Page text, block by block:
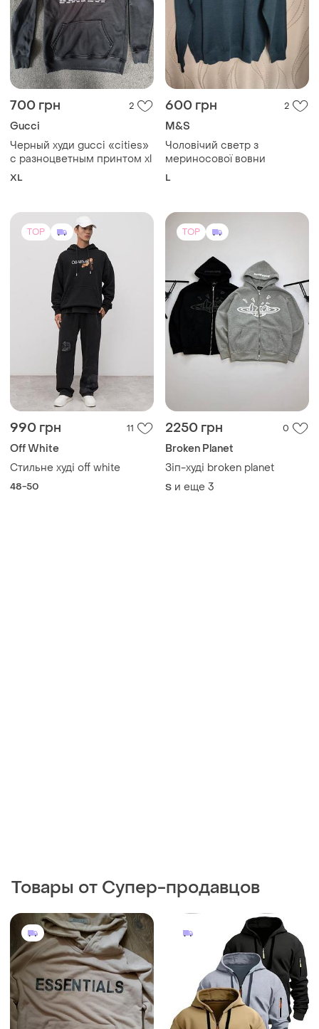
700 грн 2
Gucci
Черный худи gucci «cities»
с разноцветным принтом xl
XL
600 грн 2
M&S
Чоловічий светр з
мериносової вовни
L
TOP
990 грн 11
Off White
Стильне худі off white
48-50
TOP
2250 грн 0
Broken Planet
Зіп-худі broken planet
S и еще 3
Товары от Супер-продавцов